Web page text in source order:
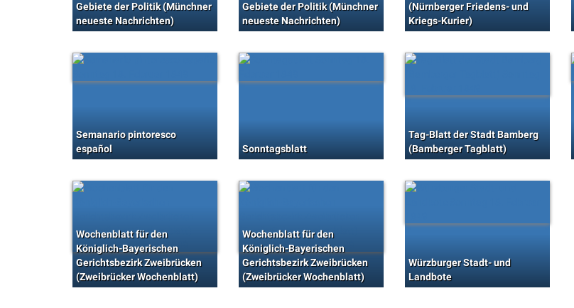
Gebiete der Politik (Münchner
neueste Nachrichten)
Gebiete der Politik (Münchner
neueste Nachrichten)
(Nürnberger Friedens- und
Kriegs-Kurier)
Semanario pintoresco
español
Sonntagsblatt
Tag-Blatt der Stadt Bamberg
(Bamberger Tagblatt)
Wochenblatt für den
Königlich-Bayerischen
Gerichtsbezirk Zweibrücken
(Zweibrücker Wochenblatt)
Wochenblatt für den
Königlich-Bayerischen
Gerichtsbezirk Zweibrücken
(Zweibrücker Wochenblatt)
Würzburger Stadt- und
Landbote